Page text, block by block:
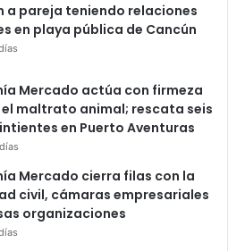
a pareja teniendo relaciones
en playa pública de Cancún
Mercado actúa con firmeza
maltrato animal; rescata seis
en Puerto Aventuras
Mercado cierra filas con la
civil, cámaras empresariales
organizaciones